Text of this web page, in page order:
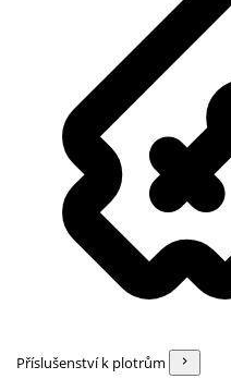
Příslušenství k plotrům